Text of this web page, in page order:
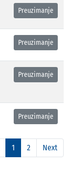
Preuzimanje
Preuzimanje
Preuzimanje
Preuzimanje
1 2 Next